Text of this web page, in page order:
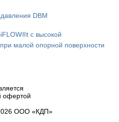
DBM
с высокой
малой опорной поверхности
офертой
ООО «КДП»